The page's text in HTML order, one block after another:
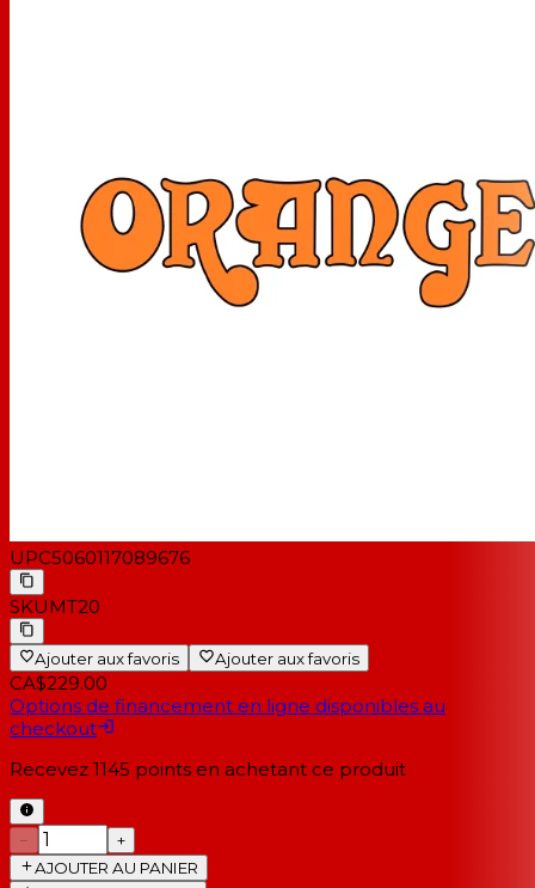
UPC5060117089676
SKUMT20
Ajouter aux favoris Ajouter aux favoris
CA$229.00
Options de financement en ligne disponibles au
checkout
Recevez 1145 points en achetant ce produit
−
+
AJOUTER AU PANIER